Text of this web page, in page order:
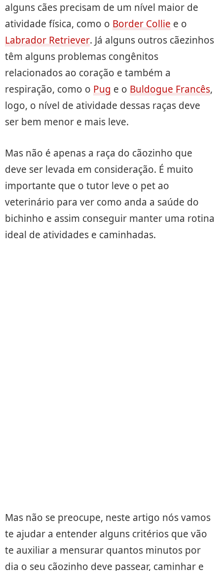
alguns cães precisam de um nível maior de
atividade física, como o Border Collie e o
Labrador Retriever. Já alguns outros cãezinhos
têm alguns problemas congênitos
relacionados ao coração e também a
respiração, como o Pug e o Buldogue Francês,
logo, o nível de atividade dessas raças deve
ser bem menor e mais leve.
Mas não é apenas a raça do cãozinho que
deve ser levada em consideração. É muito
importante que o tutor leve o pet ao
veterinário para ver como anda a saúde do
bichinho e assim conseguir manter uma rotina
ideal de atividades e caminhadas.
Mas não se preocupe, neste artigo nós vamos
te ajudar a entender alguns critérios que vão
te auxiliar a mensurar quantos minutos por
dia o seu cãozinho deve passear, caminhar e